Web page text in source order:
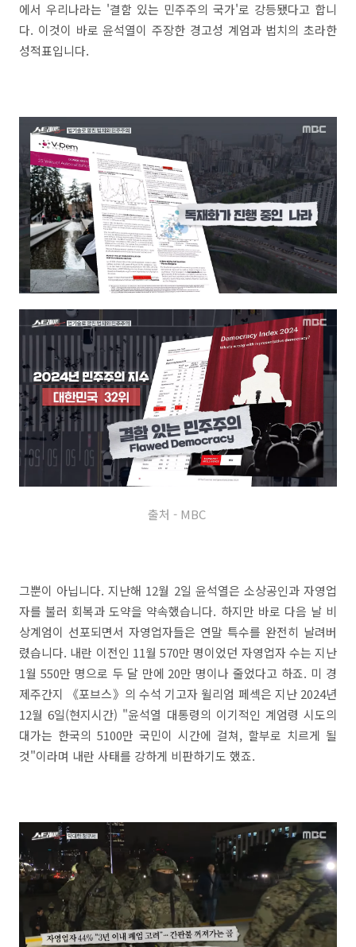
에서 우리나라는 '결함 있는 민주주의 국가'로 강등됐다고 합니
다. 이것이 바로 윤석열이 주장한 경고성 계엄과 법치의 초라한
성적표입니다.
출처 - MBC
그뿐이 아닙니다. 지난해 12월 2일 윤석열은 소상공인과 자영업
자를 불러 회복과 도약을 약속했습니다. 하지만 바로 다음 날 비
상계엄이 선포되면서 자영업자들은 연말 특수를 완전히 날려버
렸습니다. 내란 이전인 11월 570만 명이었던 자영업자 수는 지난
1월 550만 명으로 두 달 만에 20만 명이나 줄었다고 하죠. 미 경
제주간지 《포브스》의 수석 기고자 윌리엄 페섹은 지난 2024년
12월 6일(현지시간) "윤석열 대통령의 이기적인 계엄령 시도의
대가는 한국의 5100만 국민이 시간에 걸쳐, 할부로 치르게 될
것"이라며 내란 사태를 강하게 비판하기도 했죠.